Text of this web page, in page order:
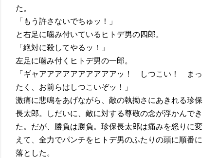
た。
「もう許さないでちゅッ！」
と右足に噛み付いているヒトデ男の四郎。
「絶対に殺してやるッ！」
左足に噛み付くヒトデ男の一郎。
「ギャアアアアアアアアアアッ！ しつこい！ まっ
たく、お前らはしつこいぞッ！」
激痛に悲鳴をあげながら、敵の執拗さにあきれる珍保
長太郎。しだいに、敵に対する尊敬の念が浮かんでき
た。だが、勝負は勝負。珍保長太郎は痛みを怒りに変
えて、全力でパンチをヒトデ男のふたりの頭に順番に
落とした。